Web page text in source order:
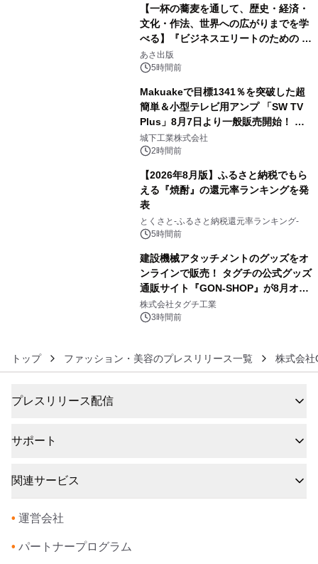
【一杯の蕎麦を通して、歴史・経済・
文化・作法、世界への広がりまでを学
べる】『ビジネスエリートのための 教
養としての蕎麦』2026年8月25日
（火）発売
あさ出版
5時間前
Makuakeで目標1341％を突破した超
簡単＆小型テレビ用アンプ 「SW TV
Plus」8月7日より一般販売開始！ ケ
ーブル1本つなぐだけ、テレビの音が
ぐっと豊かに
城下工業株式会社
2時間前
【2026年8月版】ふるさと納税でもら
える『焼酎』の還元率ランキングを発
表
とくさと-ふるさと納税還元率ランキング-
5時間前
建設機械アタッチメントのグッズをオ
ンラインで販売！ タグチの公式グッズ
通販サイト『GON-SHOP』が8月オー
プン
株式会社タグチ工業
3時間前
トップ ファッション・美容のプレスリリース一覧 株式会社
プレスリリース配信
サポート
関連サービス
• 運営会社
• パートナープログラム